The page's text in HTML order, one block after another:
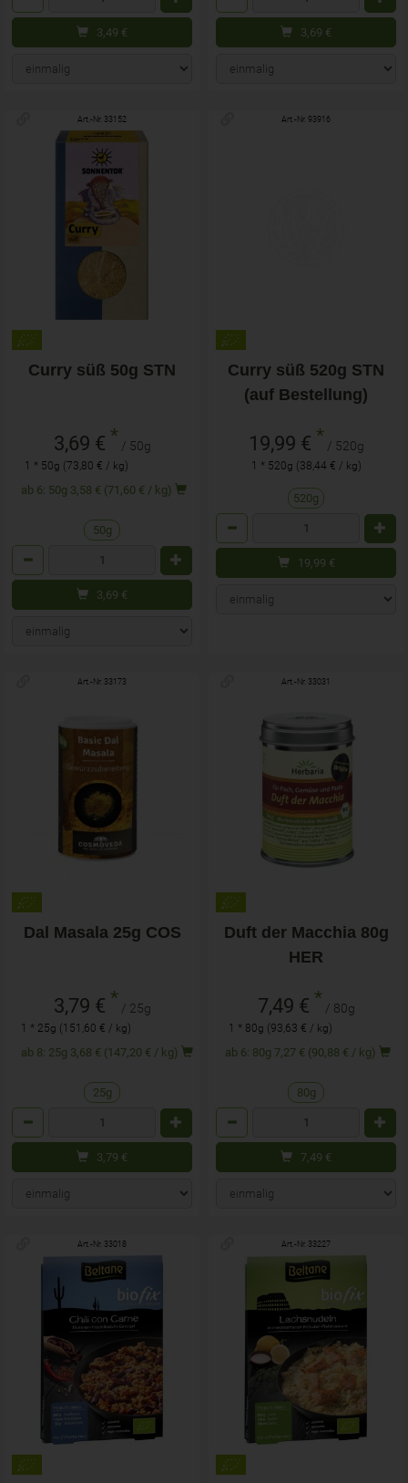
3,49 € 3,69 €
Art.-Nr. 33152
Curry süß 50g STN
3,69 € * / 50g
1 * 50g (73,80 € / kg)
ab 6: 50g 3,58 € (71,60 € / kg)
50g
3,69 €
Art.-Nr. 93916
Curry süß 520g STN
(auf Bestellung)
19,99 € * / 520g
1 * 520g (38,44 € / kg)
520g
19,99 €
Art.-Nr. 33173
Dal Masala 25g COS
3,79 € * / 25g
1 * 25g (151,60 € / kg)
ab 8: 25g 3,68 € (147,20 € / kg)
25g
3,79 €
Art.-Nr. 33031
Duft der Macchia 80g
HER
7,49 € * / 80g
1 * 80g (93,63 € / kg)
ab 6: 80g 7,27 € (90,88 € / kg)
80g
7,49 €
Art.-Nr. 33018 Art.-Nr. 33227